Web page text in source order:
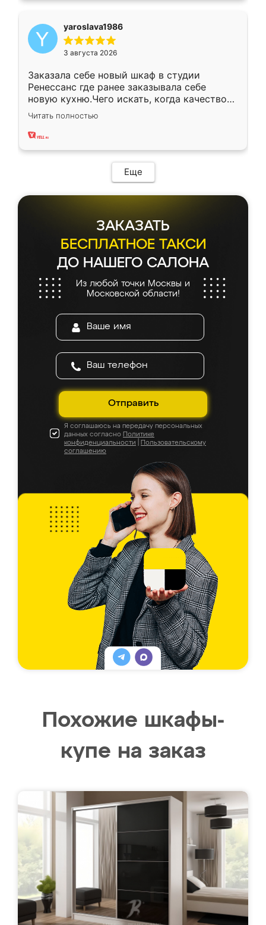
yaroslava1986
3 августа 2026
Заказала себе новый шкаф в студии
Ренессанс где ранее заказывала себе
новую кухню.Чего искать, когда качеством
вполне довольна. Служит кухня уже почти
два года, нареканий нет.
Читать полностью
Еще
ЗАКАЗАТЬ
БЕСПЛАТНОЕ ТАКСИ
ДО НАШЕГО САЛОНА
Из любой точки Москвы и
Московской области!
Отправить
Я соглашаюсь на передачу персональных
данных согласно Политике
конфиденциальности
Пользовательскому
соглашению
Похожие шкафы-
купе на заказ